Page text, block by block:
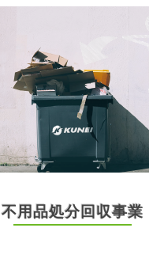
不用品処分回収事業